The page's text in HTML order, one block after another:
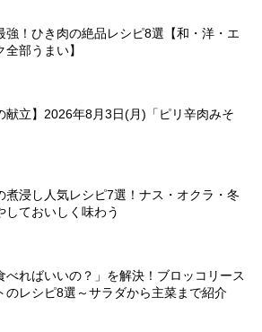
強！ひき肉の絶品レシピ8選【和・洋・エ
全部うまい】
献立】2026年8月3日(月)「ピリ辛肉みそ
煮浸し人気レシピ7選！ナス・オクラ・冬
しておいしく味わう
べればいいの？」を解決！ブロッコリース
のレシピ8選～サラダから主菜まで紹介